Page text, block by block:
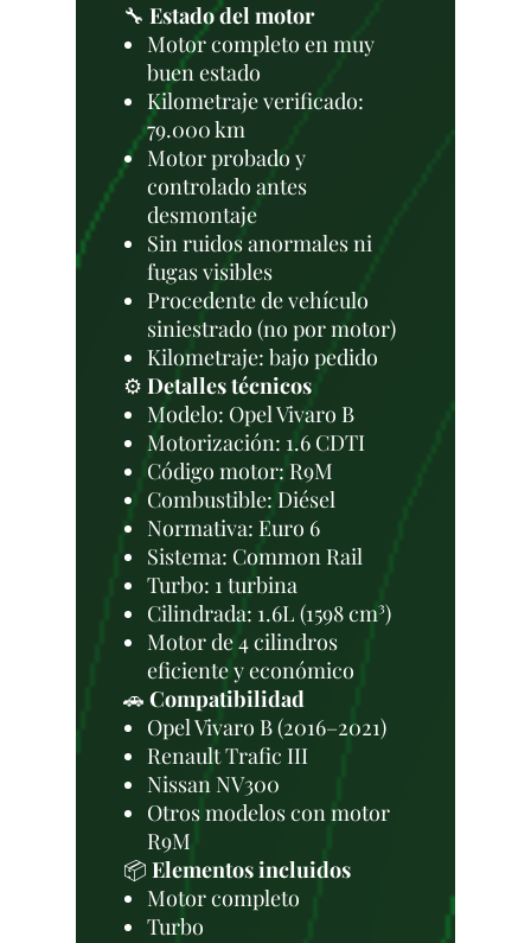
🔧 Estado del motor
Motor completo en muy
buen estado
Kilometraje verificado:
79.000 km
Motor probado y
controlado antes
desmontaje
Sin ruidos anormales ni
fugas visibles
Procedente de vehículo
siniestrado (no por motor)
Kilometraje: bajo pedido
⚙️ Detalles técnicos
Modelo: Opel Vivaro B
Motorización: 1.6 CDTI
Código motor: R9M
Combustible: Diésel
Normativa: Euro 6
Sistema: Common Rail
Turbo: 1 turbina
Cilindrada: 1.6L (1598 cm³)
Motor de 4 cilindros
eficiente y económico
🚗 Compatibilidad
Opel Vivaro B (2016–2021)
Renault Trafic III
Nissan NV300
Otros modelos con motor
R9M
📦 Elementos incluidos
Motor completo
Turbo